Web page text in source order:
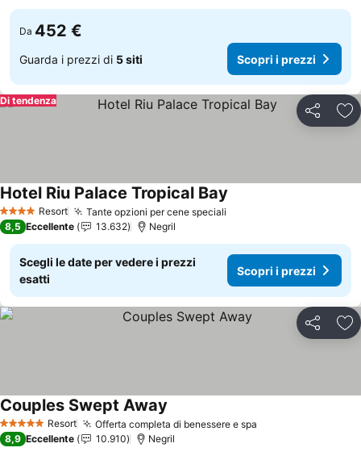
Da 452 €
Guarda i prezzi di 5 siti Scopri i prezzi
Condividi
Di tendenza
4 Stelle Resort Tante opzioni per cene speciali
Hotel Riu Palace Tropical Bay
8,5 Eccellente 13.632 Negril
Scegli le date per vedere i prezzi
esatti
Scopri i prezzi
Condividi
5 Stelle Resort Offerta completa di benessere e spa
Couples Swept Away
8,9 Eccellente 10.910 Negril